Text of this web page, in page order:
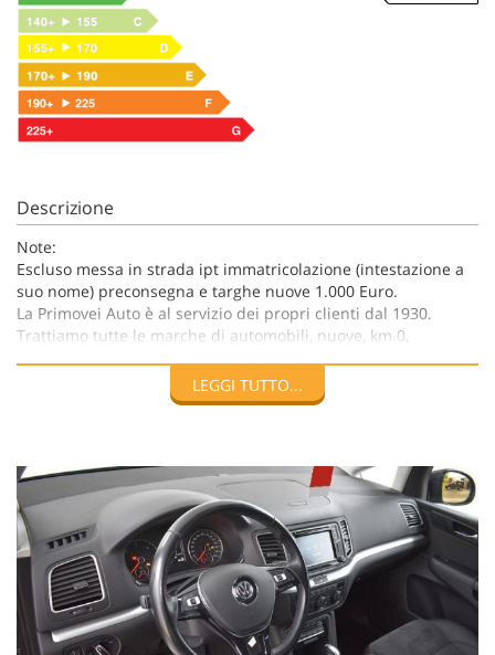
Descrizione
Note:
Escluso messa in strada ipt immatricolazione (intestazione a
suo nome) preconsegna e targhe nuove 1.000 Euro.
La Primovei Auto è al servizio dei propri clienti dal 1930.
Trattiamo tutte le marche di automobili, nuove, km.0,
Offriamo alla ns. clientela finanziamenti personalizzati da 12
a 96 mesi, possibilità di leasing e full Leasing sul nuovo sul
potrebbero essere soggette a modifiche e contenere errori di
stampa e/o omissioni non volute. Le scorte di talune offerte
sono limitate e potrebbero esaurirsi rapidamente. I contratti
saranno convalidati solo a seguito di verifica sulla
disponibilità.
I prezzi esposti,salvo quanto eventualmente indicato, sono già
scontati. Abbiamo parecchi depositi quindi non tutte le auto
sono in salone.
Il valore dell'auto usata da permutare verrà da noi
LEGGI TUTTO...